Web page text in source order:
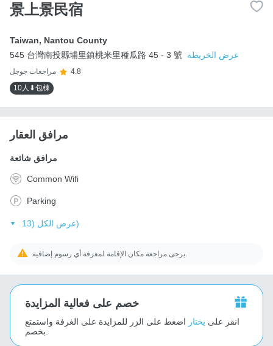
景上景民宿
Taiwan, Nantou County
545 台灣南投縣埔里鎮桃米里種瓜路 45 - 3 號
عرض الخريطة
مراجعات جوجل
4.8
10人⬇包棟
مرافق العقار
مرافق شائعة
Common Wifi
Parking
عرض الكل (13)
خصم على فعالية المزايدة
انقر على يختار اضغط على الزر للمزايدة على الغرفة واستمتع